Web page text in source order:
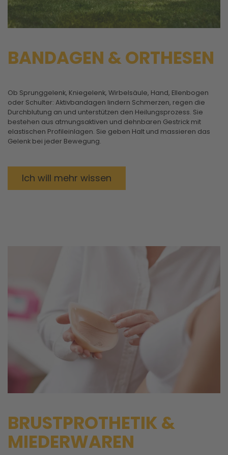
BANDAGEN & ORTHESEN
Ob Sprunggelenk, Kniegelenk, Wirbelsäule, Hand, Ellenbogen
oder Schulter: Aktivbandagen lindern Schmerzen, regen die
Durchblutung an und unterstützen den Heilungsprozess. Sie
bestehen aus atmungsaktiven und dehnbaren Gestrick mit
elastischen Profileinlagen. Sie geben Halt und massieren das
Gelenk bei jeder Bewegung.
Ich will mehr wissen
BRUSTPROTHETIK &
MIEDERWAREN